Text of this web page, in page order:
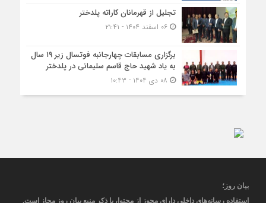
تجلیل از قهرمانان کاراته پلدختر
۰۶ اسفند ۱۴۰۴ - ۲۱:۴۱
برگزاری مسابقات چهارجانبه فوتسال زیر ۱۹ سال
به یاد شهید حاج قاسم سلیمانی در پلدختر
بیان روز ؛
استفاده رسانه‌های داخلی دارای مجوز از محتوا، با ذکر منبع بیان روز مجاز است.